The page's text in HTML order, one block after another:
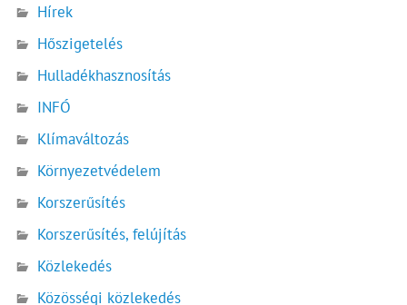
Hírek
Hőszigetelés
Hulladékhasznosítás
INFÓ
Klímaváltozás
Környezetvédelem
Korszerűsítés
Korszerűsítés, felújítás
Közlekedés
Közösségi közlekedés